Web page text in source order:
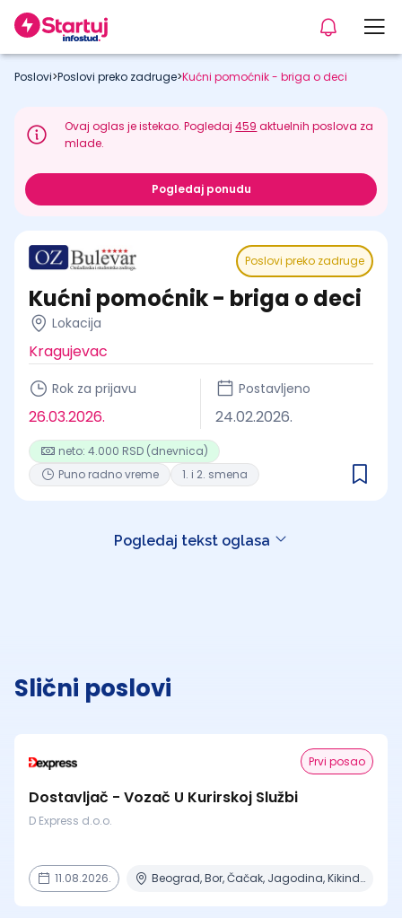
Poslovi>Poslovi preko zadruge>Kućni pomoćnik - briga o deci
Ovaj oglas je istekao. Pogledaj459 aktuelnih poslova za
mlade.
Pogledaj ponudu
Poslovi preko zadruge
Kućni pomoćnik - briga o deci
Lokacija
Kragujevac
Rok za prijavu
26.03.2026.
Postavljeno
24.02.2026.
neto: 4.000 RSD (dnevnica)
Puno radno vreme
1. i 2. smena
Pogledaj tekst oglasa
Slični poslovi
Prvi posao
Dostavljač - Vozač U Kurirskoj Službi
D Express d.o.o.
11.08.2026. Beograd, Bor, Čačak, Jagodina, Kikinda + 23 mesta | Terenski rad